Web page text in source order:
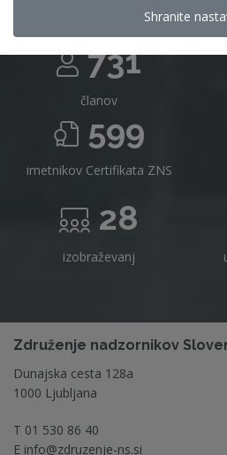
731
članov
599
imetnikov Certifikata ZNS
28
izobraževanj
Združenje nadzornikov
Dunajska cesta 128a
1000 Ljubljana
T 01 530 86 40
E info@zdruzenje-ns.si
Shranite